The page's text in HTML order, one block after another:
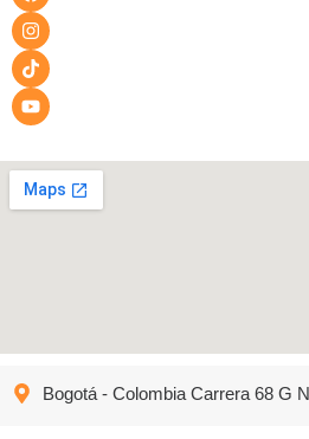
Bogotá - Colombia Carrera 68 G